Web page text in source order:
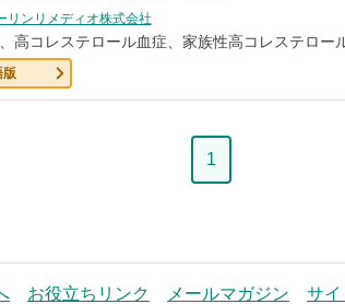
リンリメディオ株式会社
高コレステロール血症、家族性高コレステロー
版
ペ
1
お役立ちリンク メールマガジン サイ